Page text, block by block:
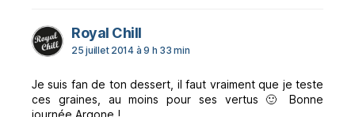
Royal Chilldit :
25 juillet 2014 à 9 h 33 min
Je suis fan de ton dessert, il faut vraiment que je teste
ces graines, au moins pour ses vertus 🙂 Bonne
journée Argone !